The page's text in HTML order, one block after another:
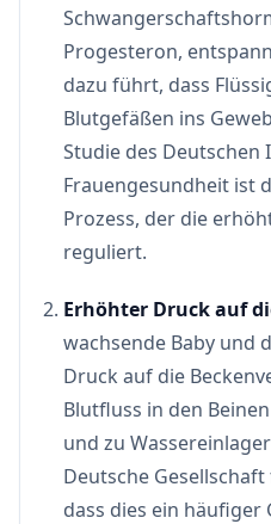
Progesteron,
dazu führt, dass
Blutgefäßen ins
Studie des
Frauengesundheit ist
Prozess, der die
reguliert.
Erhöhter Druck auf
wachsende Baby und
Druck auf die
Blutfluss in den
und zu
Deutsche
dass dies ein